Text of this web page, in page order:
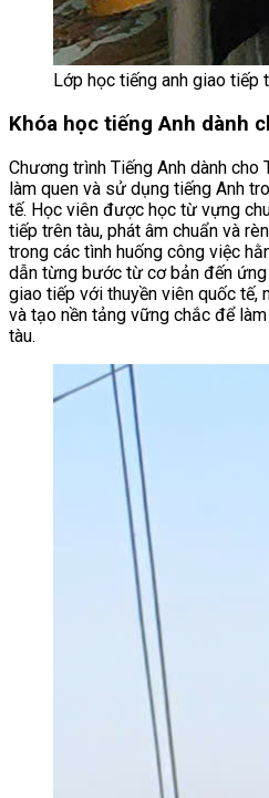
Lớp học tiếng anh giao tiếp
Khóa học tiếng Anh dành
Chương trình Tiếng Anh dành cho
làm quen và sử dụng tiếng Anh
tế. Học viên được học từ vựng
tiếp trên tàu, phát âm chuẩn và
trong các tình huống công việc
dẫn từng bước từ cơ bản đến
giao tiếp với thuyền viên quốc tế,
và tạo nền tảng vững chắc để
tàu.